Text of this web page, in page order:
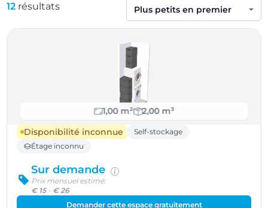
12 résultats
Trier par
1,00 m²
2,00 m³
Disponibilité inconnue
Self-stockage
Étage inconnu
Sur demande
Prix mensuel estimé:
€ 15- € 26
Demander cette espace gratuitement